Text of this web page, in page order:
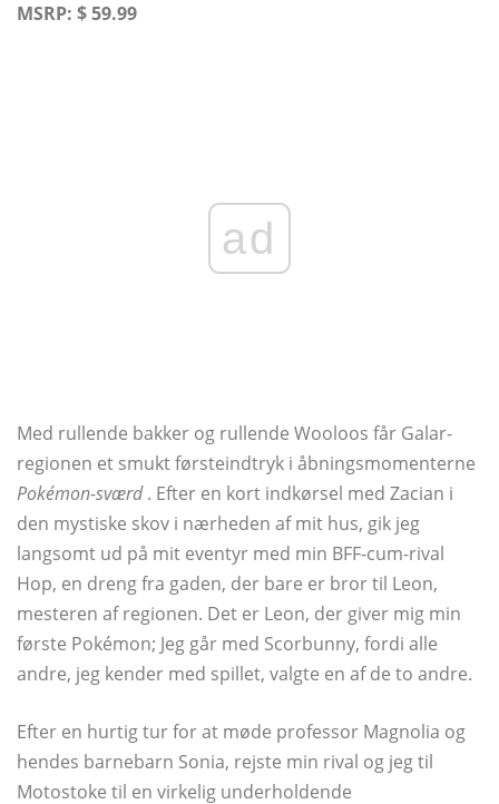
MSRP: $ 59.99
ad
Med rullende bakker og rullende Wooloos får Galar-
regionen et smukt førsteindtryk i åbningsmomenterne
Pokémon-sværd. Efter en kort indkørsel med Zacian i
den mystiske skov i nærheden af ​​mit hus, gik jeg
langsomt ud på mit eventyr med min BFF-cum-rival
Hop, en dreng fra gaden, der bare er bror til Leon,
mesteren af regionen. Det er Leon, der giver mig min
første Pokémon; Jeg går med Scorbunny, fordi alle
andre, jeg kender med spillet, valgte en af ​​de to andre.
Efter en hurtig tur for at møde professor Magnolia og
hendes barnebarn Sonia, rejste min rival og jeg til
Motostoke til en virkelig underholdende